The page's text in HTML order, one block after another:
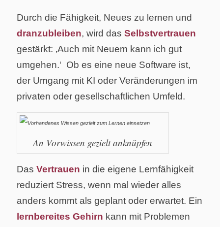
Durch die Fähigkeit, Neues zu lernen und
dranzubleiben, wird das Selbstvertrauen
gestärkt: ‚Auch mit Neuem kann ich gut
umgehen.‘ Ob es eine neue Software ist,
der Umgang mit KI oder Veränderungen im
privaten oder gesellschaftlichen Umfeld.
An Vorwissen gezielt anknüpfen
Das Vertrauen in die eigene Lernfähigkeit
reduziert Stress, wenn mal wieder alles
anders kommt als geplant oder erwartet. Ein
lernbereites Gehirn kann mit Problemen